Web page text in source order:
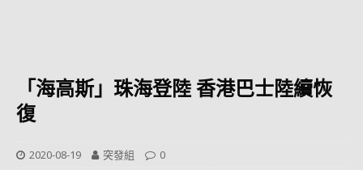
「海高斯」珠海登陸 香港巴士陸續恢
復
2020-08-19 突發組 0